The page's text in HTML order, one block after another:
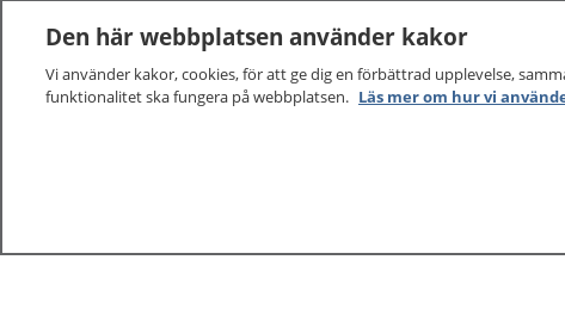
vilka mottagningar du kan kontakta. Logga in för att läsa
Den här webbplatsen använder kakor
Vi använder kakor, cookies, för att ge dig en förbättrad upplevelse,
funktionalitet ska fungera på webbplatsen. Läs mer om hur vi